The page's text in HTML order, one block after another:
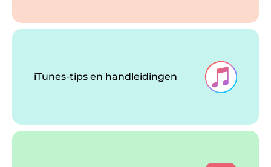
iTunes-tips en handleidingen